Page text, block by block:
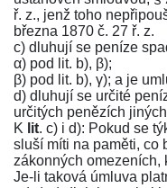
ř. z., jenž toho
března 1870 č. 27 ř. z.
c) dluhují se peníze
α) pod lit. b), β);
β) pod lit. b), γ); a je
d) dluhují se určité
určitých penězích
K lit. c) i d): Pokud se
sluší míti na paměti, co
zákonných omezeních,
Je-li taková úmluva